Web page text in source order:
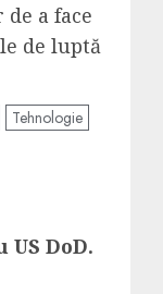
a face
de luptă
Tehnologie
DoD.